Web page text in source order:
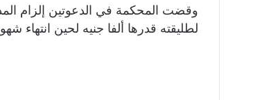
لطليقته قدرها ألفا جنيه لحين انتهاء